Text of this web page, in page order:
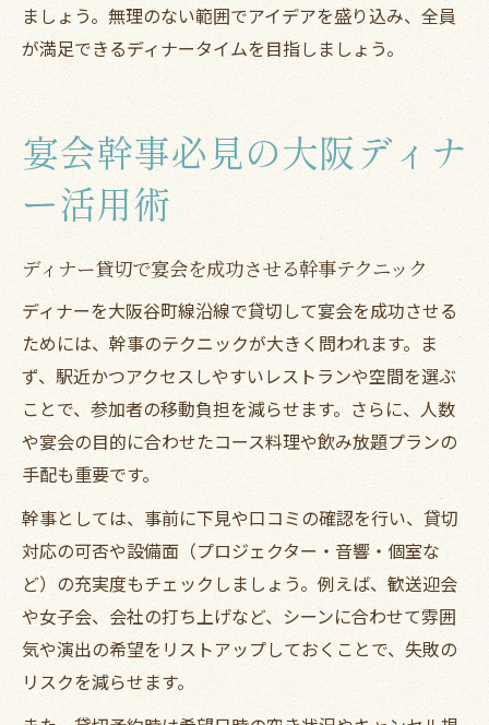
ましょう。無理のない範囲でアイデアを盛り込み、全員
が満足できるディナータイムを目指しましょう。
宴会幹事必見の大阪ディナ
ー活用術
ディナー貸切で宴会を成功させる幹事テクニック
ディナーを大阪谷町線沿線で貸切して宴会を成功させる
ためには、幹事のテクニックが大きく問われます。ま
ず、駅近かつアクセスしやすいレストランや空間を選ぶ
ことで、参加者の移動負担を減らせます。さらに、人数
や宴会の目的に合わせたコース料理や飲み放題プランの
手配も重要です。
幹事としては、事前に下見や口コミの確認を行い、貸切
対応の可否や設備面（プロジェクター・音響・個室な
ど）の充実度もチェックしましょう。例えば、歓送迎会
や女子会、会社の打ち上げなど、シーンに合わせて雰囲
気や演出の希望をリストアップしておくことで、失敗の
リスクを減らせます。